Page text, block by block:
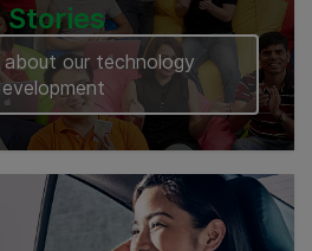
Stories
about our technology